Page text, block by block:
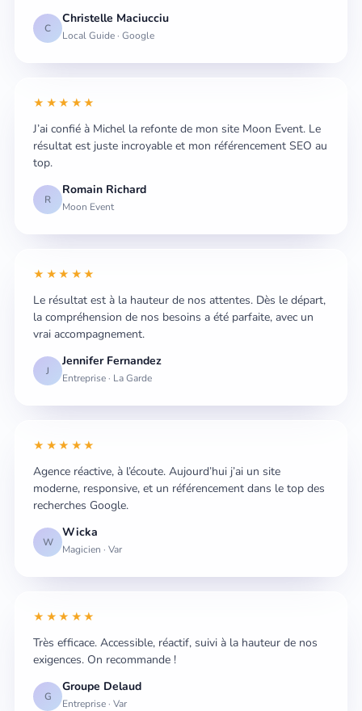
C
Christelle Maciucciu
Local Guide · Google
★★★★★
J’ai confié à Michel la refonte de mon site Moon Event. Le
résultat est juste incroyable et mon référencement SEO au
top.
R
Romain Richard
Moon Event
★★★★★
Le résultat est à la hauteur de nos attentes. Dès le départ,
la compréhension de nos besoins a été parfaite, avec un
vrai accompagnement.
J
Jennifer Fernandez
Entreprise · La Garde
★★★★★
Agence réactive, à l’écoute. Aujourd’hui j’ai un site
moderne, responsive, et un référencement dans le top des
recherches Google.
W
Wicka
Magicien · Var
★★★★★
Très efficace. Accessible, réactif, suivi à la hauteur de nos
exigences. On recommande !
G
Groupe Delaud
Entreprise · Var